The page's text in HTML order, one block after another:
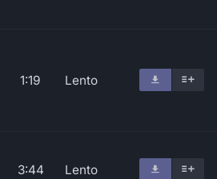
1:19 Lento
3:44 Lento